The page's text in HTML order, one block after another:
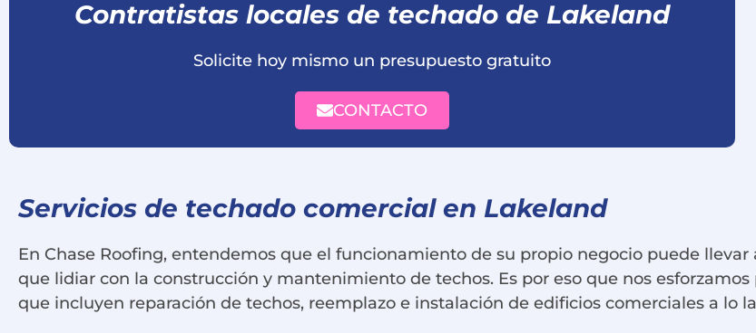
Contratistas locales de techado de Lakeland
Solicite hoy mismo un presupuesto gratuito
CONTACTO
Servicios de techado comercial en Lakeland
En Chase Roofing, entendemos que el funcionamiento de su propio negocio puede
que lidiar con la construcción y mantenimiento de techos. Es por eso que nos
que incluyen reparación de techos, reemplazo e instalación de edificios comerciales a lo